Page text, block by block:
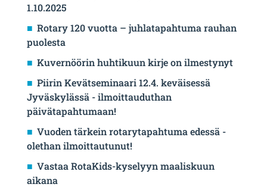
1.10.2025
Rotary 120 vuotta – juhlatapahtuma rauhan
puolesta
Kuvernöörin huhtikuun kirje on ilmestynyt
Piirin Kevätseminaari 12.4. keväisessä
Jyväskylässä - ilmoittauduthan
päivätapahtumaan!
Vuoden tärkein rotarytapahtuma edessä -
olethan ilmoittautunut!
Vastaa RotaKids-kyselyyn maaliskuun
aikana